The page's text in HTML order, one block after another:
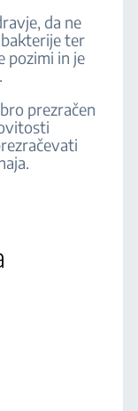
da ne
ter
pozimi in je
prezračen